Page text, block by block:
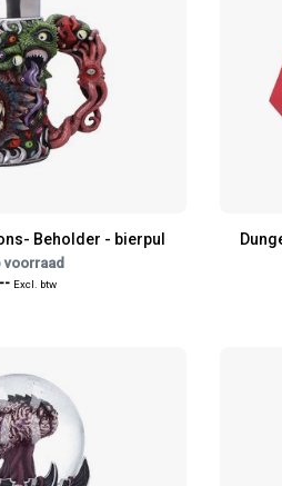
Beholder - bierpul
voorraad
Excl. btw